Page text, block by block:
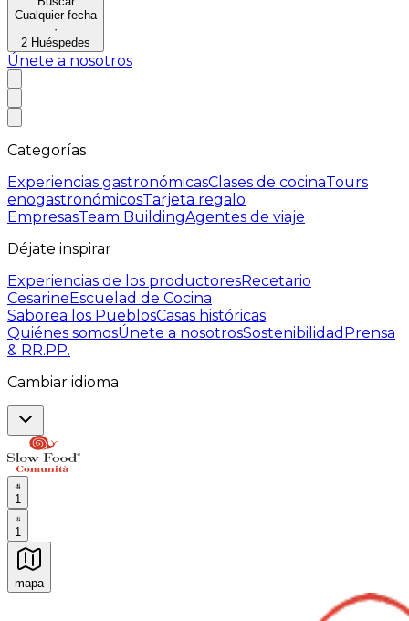
Cualquier fecha
·
2 Huéspedes
Únete a nosotros
Categorías
Experiencias gastronómicasClases de cocinaTours
enogastronómicosTarjeta regalo
EmpresasTeam BuildingAgentes de viaje
Déjate inspirar
Experiencias de los productoresRecetario
CesarineEscuelad de Cocina
Saborea los PueblosCasas históricas
Quiénes somosÚnete a nosotrosSostenibilidad Prensa
& RR.PP.
Cambiar idioma
1
1
mapa
Experiencias culinarias inolvidables: Experiencias